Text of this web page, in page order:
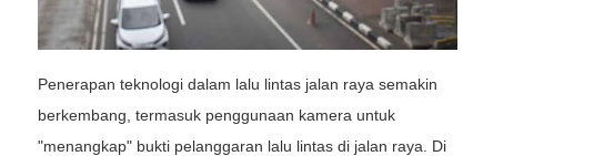
Penerapan teknologi dalam lalu lintas jalan raya semakin
berkembang, termasuk penggunaan kamera untuk
"menangkap" bukti pelanggaran lalu lintas di jalan raya. Di